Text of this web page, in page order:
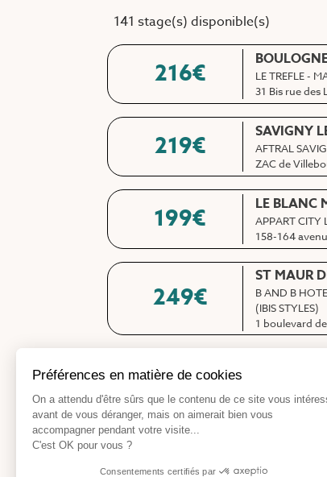
141 stage(s) disponible(s)
216€
LE TREFLE -
31 Bis rue des
219€ SAVIGNY
AFTRAL
ZAC de
199€ LE BLANC
APPART CITY
158-164
249€
ST MAUR
B AND B
(IBIS STYLES)
1 boulevard
209€
HOTEL
20 et 22 rue
15 Rue de la